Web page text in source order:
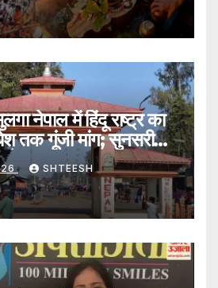
नेपाल में हिंदू राष्ट्र का
तक गूंजी मांग; सुनसरी
तेज – Issue Of
Reignites In
Into
Also
SHTEESH